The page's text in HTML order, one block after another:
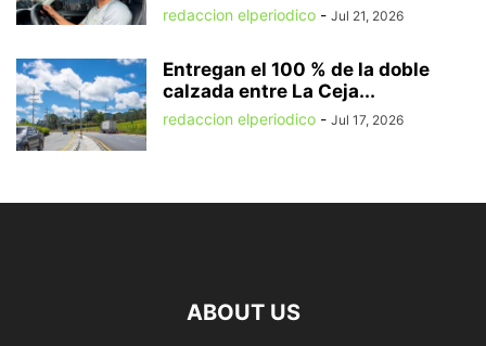
redaccion elperiodico - Jul 21, 2026
Entregan el 100 % de la doble
calzada entre La Ceja...
redaccion elperiodico - Jul 17, 2026
ABOUT US